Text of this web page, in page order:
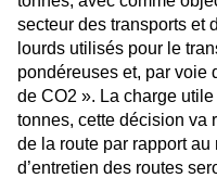
secteur des transports et
lourds utilisés pour le
pondéreuses et, par voie
de CO2 ». La charge
tonnes, cette décision va
de la route par rapport
d’entretien des routes